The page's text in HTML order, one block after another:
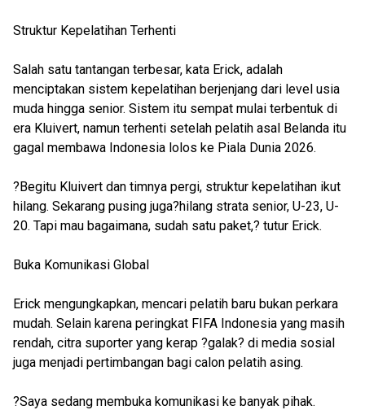
Struktur Kepelatihan Terhenti
Salah satu tantangan terbesar, kata Erick, adalah
menciptakan sistem kepelatihan berjenjang dari level usia
muda hingga senior. Sistem itu sempat mulai terbentuk di
era Kluivert, namun terhenti setelah pelatih asal Belanda itu
gagal membawa Indonesia lolos ke Piala Dunia 2026.
?Begitu Kluivert dan timnya pergi, struktur kepelatihan ikut
hilang. Sekarang pusing juga?hilang strata senior, U-23, U-
20. Tapi mau bagaimana, sudah satu paket,? tutur Erick.
Buka Komunikasi Global
Erick mengungkapkan, mencari pelatih baru bukan perkara
mudah. Selain karena peringkat FIFA Indonesia yang masih
rendah, citra suporter yang kerap ?galak? di media sosial
juga menjadi pertimbangan bagi calon pelatih asing.
?Saya sedang membuka komunikasi ke banyak pihak.